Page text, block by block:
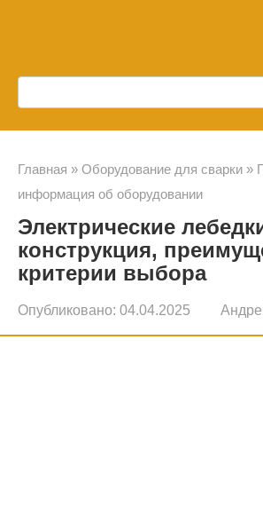
контенту
Главная » Оборудование для сварки »
информация об оборудовании
Электрические
конструкция,
критерии выбора
Опубликовано: 04.04.2025